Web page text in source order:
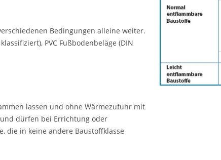
Bedingungen alleine weiter.
PVC Fußbodenbeläge (DIN
lassen und ohne Wärmezufuhr mit
dürfen bei Errichtung oder
die in keine andere Baustoffklasse